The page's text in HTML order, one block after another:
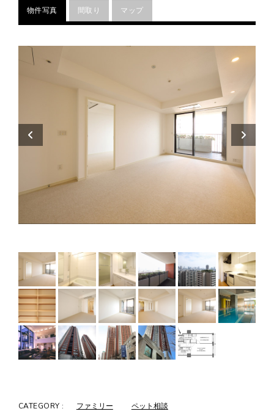
採用情報
物件写真 間取り マップ
CATEGORY : ファミリー ペット相談